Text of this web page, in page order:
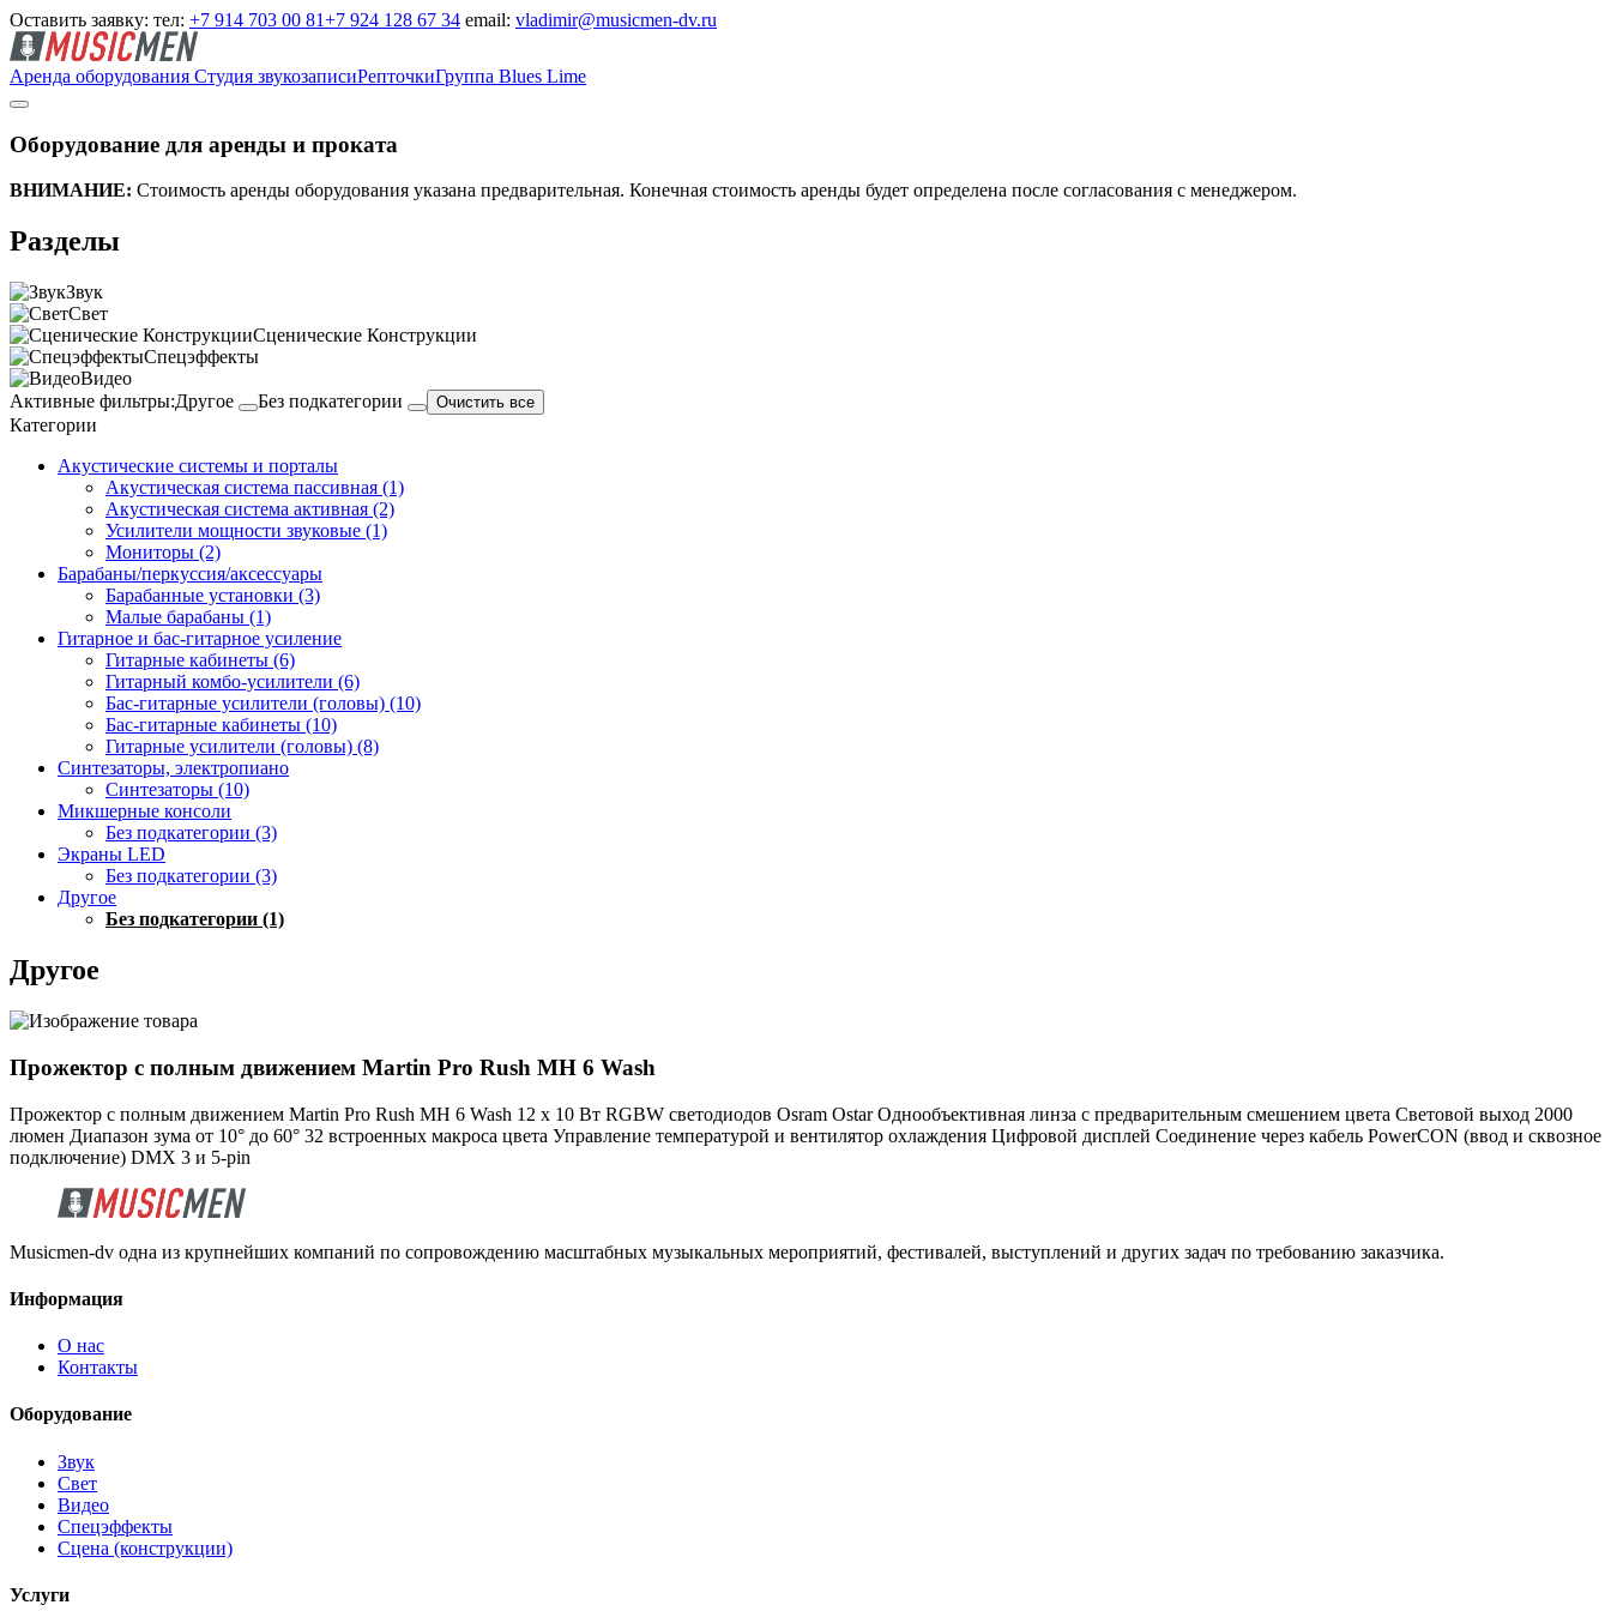
Оставить заявку: тел: +7 914 703 00 81+7 924 128 67 34 email: vladimir@musicmen-dv.ru
Аренда оборудования Студия звукозаписиРепточкиГруппа Blues Lime
Оборудование для аренды и проката
ВНИМАНИЕ: Стоимость аренды оборудования указана предварительная. Конечная стоимость аренды будет определена после согласования с менеджером.
Разделы
Звук
Свет
Сценические Конструкции
Спецэффекты
Видео
Активные фильтры:Другое Без подкатегории Очистить все
Категории
Акустические системы и порталы
Акустическая система пассивная (1)
Акустическая система активная (2)
Усилители мощности звуковые (1)
Мониторы (2)
Барабаны/перкуссия/аксессуары
Барабанные установки (3)
Малые барабаны (1)
Гитарное и бас-гитарное усиление
Гитарные кабинеты (6)
Гитарный комбо-усилители (6)
Бас-гитарные усилители (головы) (10)
Бас-гитарные кабинеты (10)
Гитарные усилители (головы) (8)
Синтезаторы, электропиано
Синтезаторы (10)
Микшерные консоли
Без подкатегории (3)
Экраны LED
Без подкатегории (3)
Другое
Без подкатегории (1)
Другое
Прожектор с полным движением Martin Pro Rush MH 6 Wash
Прожектор с полным движением Martin Pro Rush MH 6 Wash 12 х 10 Вт RGBW светодиодов Osram Ostar Однообъективная линза с предварительным смешением цвета Световой выход 2000
люмен Диапазон зума от 10° до 60° 32 встроенных макроса цвета Управление температурой и вентилятор охлаждения Цифровой дисплей Соединение через кабель PowerCON (ввод и сквозное
подключение) DMX 3 и 5-pin
Musicmen-dv одна из крупнейших компаний по сопровождению масштабных музыкальных мероприятий, фестивалей, выступлений и других задач по требованию заказчика.
Информация
О нас
Контакты
Оборудование
Звук
Свет
Видео
Спецэффекты
Сцена (конструкции)
Услуги